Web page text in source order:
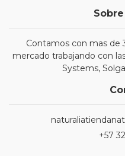
Contamos con mas de
mercado trabajando con
Systems,
+57